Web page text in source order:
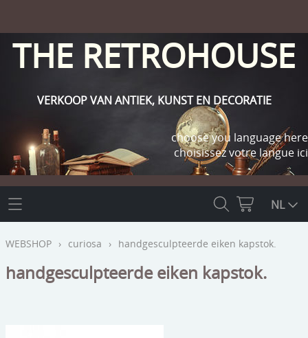
THE RETROHOUSE
VERKOOP VAN ANTIEK, KUNST EN DECORATIE
choose you language here
choisissez votre langue ici
THE RETROHOUSE
WEBSHOP
OUTLET
INFO
NL
WEBSHOP › curiosa › handgesculpteerde eiken kapstok.
handgesculpteerde eiken kapstok.